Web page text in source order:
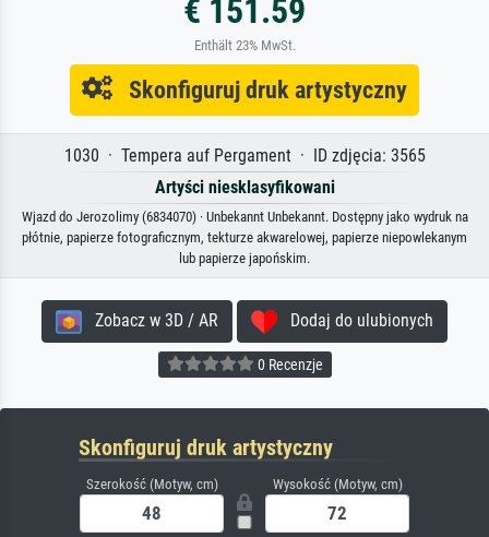
€ 151.59
Enthält 23% MwSt.
Skonfiguruj druk artystyczny
1030 · Tempera auf Pergament · ID zdjęcia: 3565
Artyści niesklasyfikowani
Wjazd do Jerozolimy (6834070) · Unbekannt Unbekannt. Dostępny jako wydruk na
płótnie, papierze fotograficznym, tekturze akwarelowej, papierze niepowlekanym
lub papierze japońskim.
Zobacz w 3D / AR Dodaj do ulubionych
0 Recenzje
Skonfiguruj druk artystyczny
Szerokość (Motyw, cm) Wysokość (Motyw, cm)